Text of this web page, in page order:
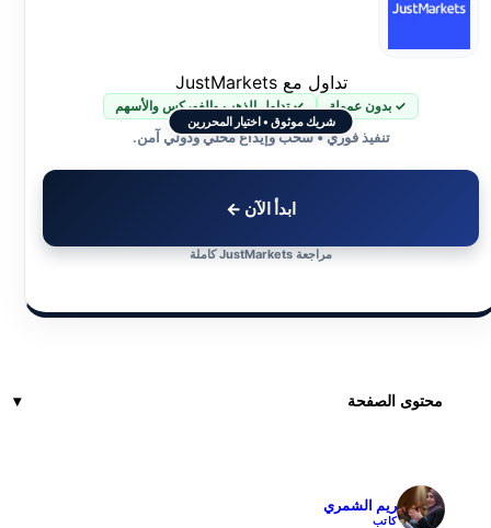
شريك موثوق • اختيار المحررين
تداول مع JustMarkets
✓ بدون عمولة ✓ تداول الذهب والفوركس والأسهم
تنفيذ فوري • سحب وإيداع محلي ودولي آمن.
ابدأ الآن ←
مراجعة JustMarkets كاملة
محتوى الصفحة
ريم الشمري
كاتب